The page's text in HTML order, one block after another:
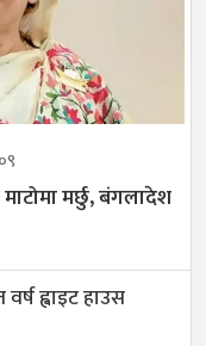
मर्छु, बंगलादेश
ह्वाइट हाउस